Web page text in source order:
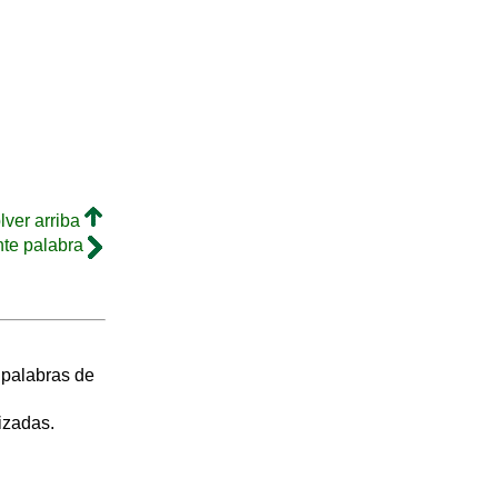
arriba
palabra
de